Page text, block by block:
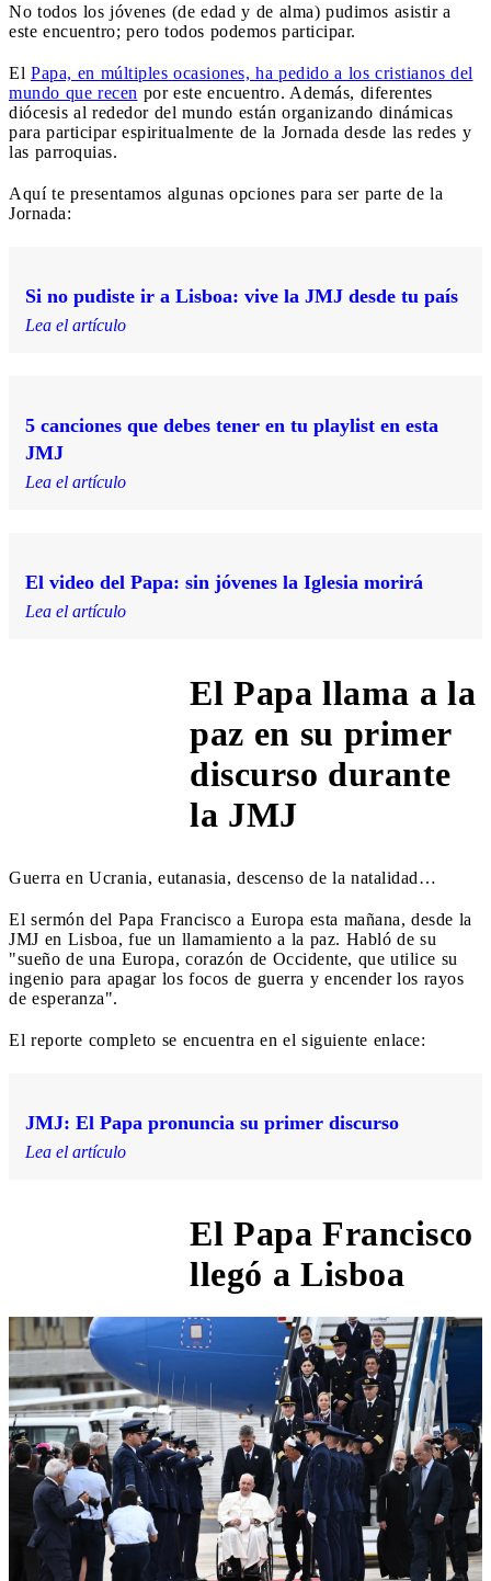
No todos los jóvenes (de edad y de alma) pudimos asistir a
este encuentro; pero todos podemos participar.
El Papa, en múltiples ocasiones, ha pedido a los cristianos del
mundo que recen por este encuentro. Además, diferentes
diócesis al rededor del mundo están organizando dinámicas
para participar espiritualmente de la Jornada desde las redes y
las parroquias.
Aquí te presentamos algunas opciones para ser parte de la
Jornada:
Si no pudiste ir a Lisboa: vive la JMJ desde tu país
Lea el artículo
5 canciones que debes tener en tu playlist en esta
JMJ
Lea el artículo
El video del Papa: sin jóvenes la Iglesia morirá
Lea el artículo
El Papa llama a la
paz en su primer
discurso durante
la JMJ
Guerra en Ucrania, eutanasia, descenso de la natalidad…
El sermón del Papa Francisco a Europa esta mañana, desde la
JMJ en Lisboa, fue un llamamiento a la paz. Habló de su
"sueño de una Europa, corazón de Occidente, que utilice su
ingenio para apagar los focos de guerra y encender los rayos
de esperanza".
El reporte completo se encuentra en el siguiente enlace:
JMJ: El Papa pronuncia su primer discurso
Lea el artículo
El Papa Francisco
llegó a Lisboa